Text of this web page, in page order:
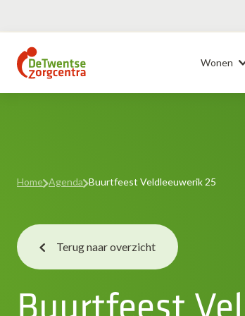
inhoud
Header
Wonen
Home Agenda Buurtfeest Veldleeuwerik 25
Terug naar overzicht
Buurtfeest